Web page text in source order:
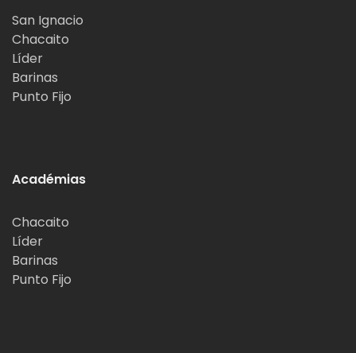
San Ignacio
Chacaito
Líder
Barinas
Punto Fijo
Académias
Chacaito
Líder
Barinas
Punto Fijo